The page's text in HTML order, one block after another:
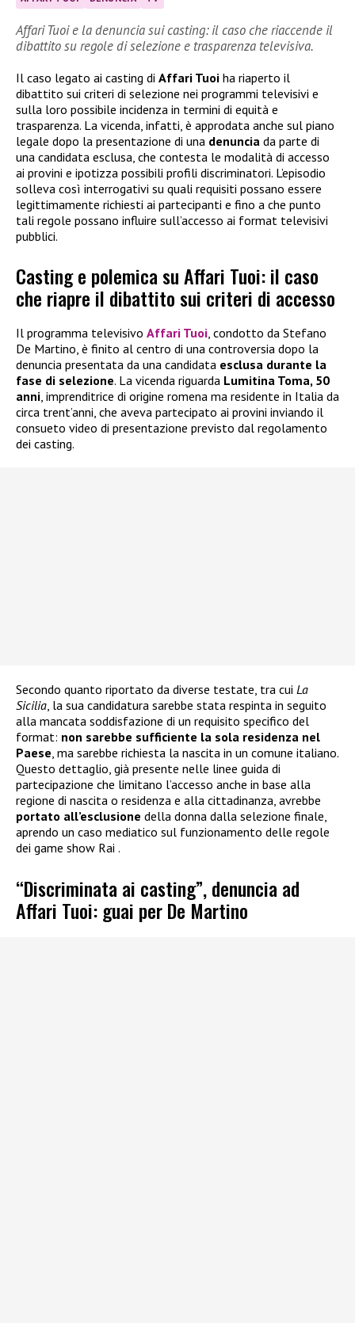
Affari Tuoi e la denuncia sui casting: il caso che riaccende il
dibattito su regole di selezione e trasparenza televisiva.
Il caso legato ai casting di Affari Tuoi ha riaperto il
dibattito sui criteri di selezione nei programmi televisivi e
sulla loro possibile incidenza in termini di equità e
trasparenza. La vicenda, infatti, è approdata anche sul piano
legale dopo la presentazione di una denuncia da parte di
una candidata esclusa, che contesta le modalità di accesso
ai provini e ipotizza possibili profili discriminatori. L’episodio
solleva così interrogativi su quali requisiti possano essere
legittimamente richiesti ai partecipanti e fino a che punto
tali regole possano influire sull’accesso ai format televisivi
pubblici.
Casting e polemica su Affari Tuoi: il caso
che riapre il dibattito sui criteri di accesso
Il programma televisivo Affari Tuoi, condotto da Stefano
De Martino, è finito al centro di una controversia dopo la
denuncia presentata da una candidata esclusa durante la
fase di selezione. La vicenda riguarda Lumitina Toma, 50
anni, imprenditrice di origine romena ma residente in Italia da
circa trent’anni, che aveva partecipato ai provini inviando il
consueto video di presentazione previsto dal regolamento
dei casting.
Secondo quanto riportato da diverse testate, tra cui La
Sicilia, la sua candidatura sarebbe stata respinta in seguito
alla mancata soddisfazione di un requisito specifico del
format: non sarebbe sufficiente la sola residenza nel
Paese, ma sarebbe richiesta la nascita in un comune italiano.
Questo dettaglio, già presente nelle linee guida di
partecipazione che limitano l’accesso anche in base alla
regione di nascita o residenza e alla cittadinanza, avrebbe
portato all’esclusione della donna dalla selezione finale,
aprendo un caso mediatico sul funzionamento delle regole
dei game show Rai .
“Discriminata ai casting”, denuncia ad
Affari Tuoi: guai per De Martino